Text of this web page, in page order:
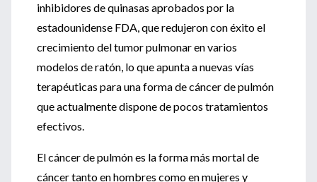
inhibidores de quinasas aprobados por la
estadounidense FDA, que redujeron con éxito el
crecimiento del tumor pulmonar en varios
modelos de ratón, lo que apunta a nuevas vías
terapéuticas para una forma de cáncer de pulmón
que actualmente dispone de pocos tratamientos
efectivos.
El cáncer de pulmón es la forma más mortal de
cáncer tanto en hombres como en mujeres y